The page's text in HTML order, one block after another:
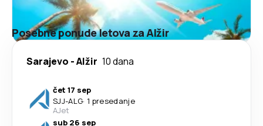
Posebne ponude letova za Alžir
Sarajevo -Alžir 10 dana
čet 17 sep
SJJ-ALG· 1 presedanje
AJet
sub 26 sep